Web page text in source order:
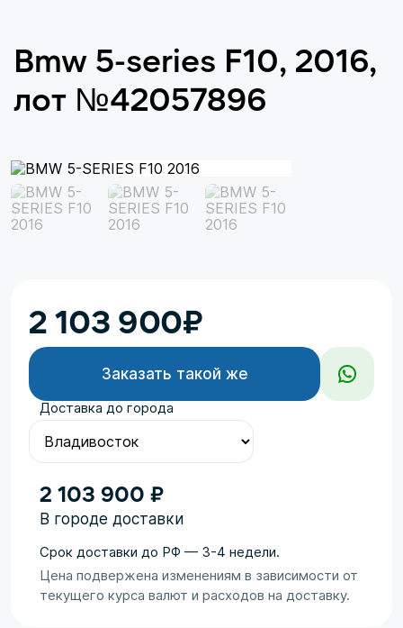
Bmw 5-series F10, 2016,
лот №42057896
2 103 900₽
Заказать такой же
Доставка до города
2 103 900 ₽
В городе доставки
Срок доставки до РФ — 3-4 недели.
Цена подвержена изменениям в зависимости от
текущего курса валют и расходов на доставку.